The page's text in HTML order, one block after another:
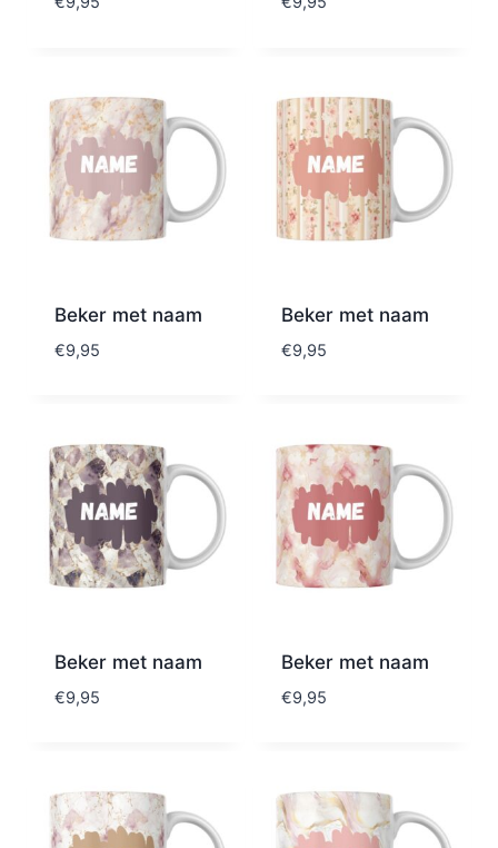
Beker met naam
€9,95
Beker met naam
€9,95
Beker met naam
€9,95
Beker met naam
€9,95